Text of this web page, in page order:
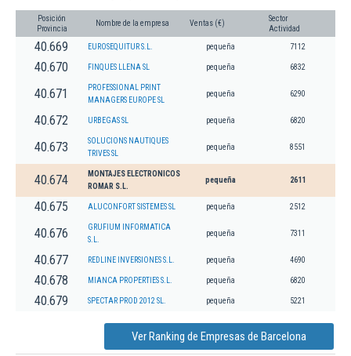
Posición
Provincia
Nombre de la empresa Ventas (€)
Sector
Actividad
40.669 EUROSEQUITUR S.L. pequeña 7112
40.670 FINQUES LLENA SL pequeña 6832
40.671
PROFESSIONAL PRINT
MANAGERS EUROPE SL
pequeña 6290
40.672 URBEGAS SL pequeña 6820
40.673
SOLUCIONS NAUTIQUES
TRIVES SL
pequeña 8551
40.674
MONTAJES ELECTRONICOS
ROMAR S.L.
pequeña 2611
40.675 ALUCONFORT SISTEMES SL pequeña 2512
40.676
GRUFIUM INFORMATICA
S.L.
pequeña 7311
40.677 REDLINE INVERSIONES S.L. pequeña 4690
40.678 MIANCA PROPERTIES S.L. pequeña 6820
40.679 SPECTAR PROD 2012 SL. pequeña 5221
Ver Ranking de Empresas de Barcelona